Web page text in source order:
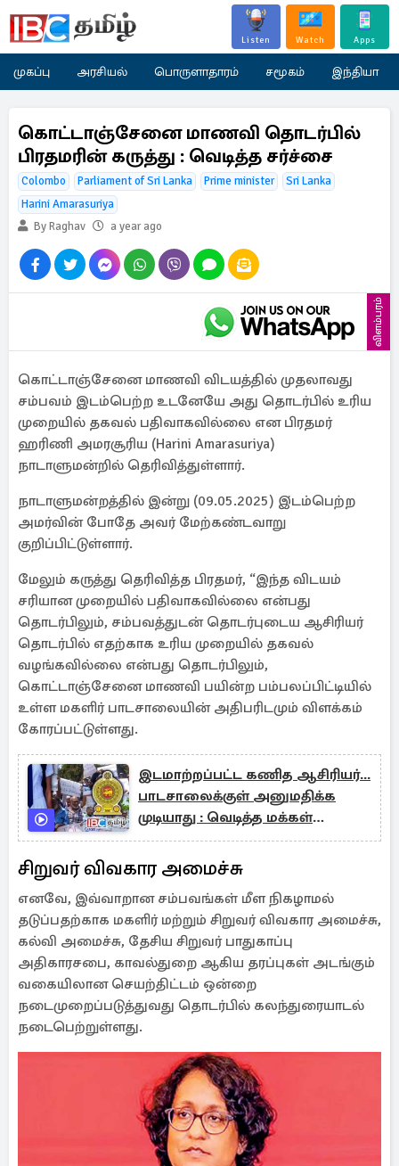
Listen Watch Apps
முகப்பு அரசியல் பொருளாதாரம் சமூகம் இந்தியா
கொட்டாஞ்சேனை மாணவி தொடர்பில்
பிரதமரின் கருத்து : வெடித்த சர்ச்சை
Colombo Parliament of Sri Lanka Prime minister
Sri Lanka
Harini Amarasuriya
By Raghav
a year ago
விளம்பரம்
கொட்டாஞ்சேனை மாணவி விடயத்தில் முதலாவது
சம்பவம் இடம்பெற்ற உடனேயே அது தொடர்பில் உரிய
முறையில் தகவல் பதிவாகவில்லை என பிரதமர்
ஹரிணி அமரசூரிய (Harini Amarasuriya)
நாடாளுமன்றில் தெரிவித்துள்ளார்.
நாடாளுமன்றத்தில் இன்று (09.05.2025) இ்டம்பெற்ற
அமர்வின் போதே அவர் மேற்கண்டவாறு
குறிப்பிட்டுள்ளார்.
மேலும் கருத்து தெரிவித்த பிரதமர், “இந்த விடயம்
சரியான முறையில் பதிவாகவில்லை என்பது
தொடர்பிலும், சம்பவத்துடன் தொடர்புடைய ஆசிரியர்
தொடர்பில் எதற்காக உரிய முறையில் தகவல்
வழங்கவில்லை என்பது தொடர்பிலும்,
கொட்டாஞ்சேனை மாணவி பயின்ற பம்பலப்பிட்டியில்
உள்ள மகளிர் பாடசாலையின் அதிபரிடமும் விளக்கம்
கோரப்பட்டுள்ளது.
இடமாற்றப்பட்ட கணித ஆசிரியர்...
பாடசாலைக்குள் அனுமதிக்க
முடியாது : வெடித்த மக்கள்
போராட்டம்
சிறுவர் விவகார அமைச்சு
எனவே, இவ்வாறான சம்பவங்கள் மீள நிகழாமல்
தடுப்பதற்காக மகளிர் மற்றும் சிறுவர் விவகார அமைச்சு,
கல்வி அமைச்சு, தேசிய சிறுவர் பாதுகாப்பு
அதிகாரசபை, காவல்துறை ஆகிய தரப்புகள் அடங்கும்
வகையிலான செயற்திட்டம் ஒன்றை
நடைமுறைப்படுத்துவது தொடர்பில் கலந்துரையாடல்
நடைபெற்றுள்ளது.